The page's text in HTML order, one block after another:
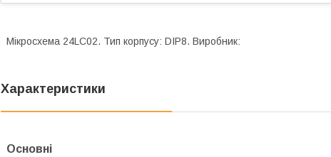
Мікросхема 24LC02. Тип корпусу: DIP8. Виробник:
Характеристики
Основні